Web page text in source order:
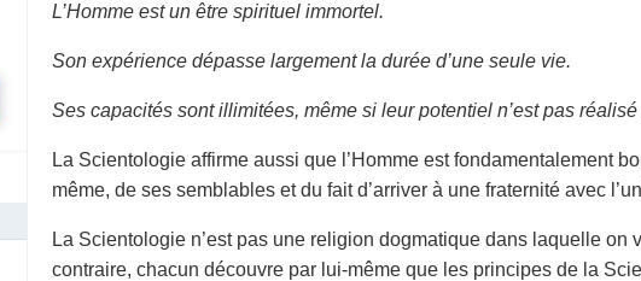
L’Homme est un être spirituel immortel.
Son expérience dépasse largement la durée d’une seule vie.
Ses capacités sont illimitées, même si leur po­tentiel n’est pas
La Scientologie affirme aussi que l’Homme est fondamentalement
même, de ses semblables et du fait d’arriver à une fraternité avec
La Scientologie n’est pas une religion dogmatique dans laquelle on
contraire, chacun découvre par lui-même que les principes de la